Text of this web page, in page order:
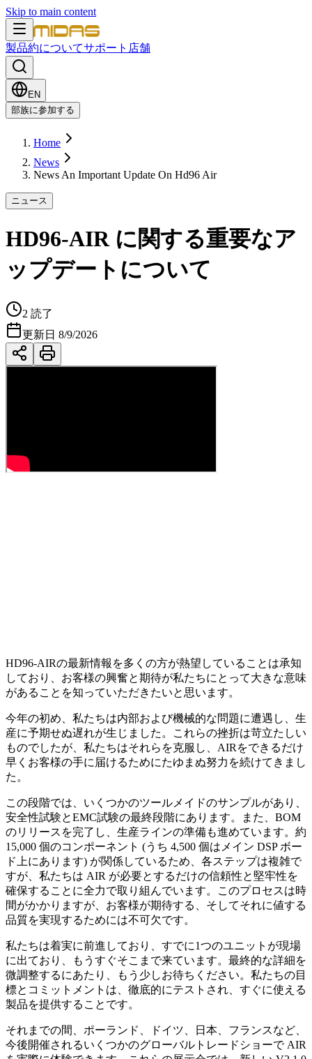
Skip to main content
製品約についてサポート 店舗
EN
部族に参加する
Home
News
News An Important Update On Hd96 Air
ニュース
HD96-AIR に関する重要なア
ップデートについて
2 読了
更新日 8/9/2026
HD96-AIRの最新情報を多くの方が熱望していることは承知
しており、お客様の興奮と期待が私たちにとって大きな意味
があることを知っていただきたいと思います。
今年の初め、私たちは内部および機械的な問題に遭遇し、生
産に予期せぬ遅れが生じました。これらの挫折は苛立たしい
ものでしたが、私たちはそれらを克服し、AIRをできるだけ
早くお客様の手に届けるためにたゆまぬ努力を続けてきまし
た。
この段階では、いくつかのツールメイドのサンプルがあり、
安全性試験とEMC試験の最終段階にあります。また、BOM
のリリースを完了し、生産ラインの準備も進めています。約
15,000 個のコンポーネント (うち 4,500 個はメイン DSP ボー
ド上にあります) が関係しているため、各ステップは複雑で
すが、私たちは AIR が必要とするだけの信頼性と堅牢性を
確保することに全力で取り組んでいます。このプロセスは時
間がかかりますが、お客様が期待する、そしてそれに値する
品質を実現するためには不可欠です。
私たちは着実に前進しており、すでに1つのユニットが現場
に出ており、もうすぐそこまで来ています。最終的な詳細を
微調整するにあたり、もう少しお待ちください。私たちの目
標とコミットメントは、徹底的にテストされ、すぐに使える
製品を提供することです。
それまでの間、ポーランド、ドイツ、日本、フランスなど、
今後開催されるいくつかのグローバルトレードショーで AIR